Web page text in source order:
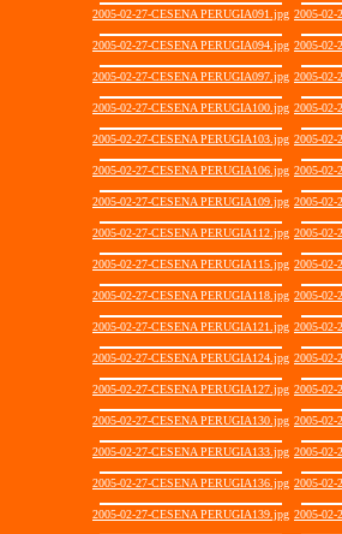
2005-02-27-CESENA PERUGIA091.jpg 2005-02-
2005-02-27-CESENA PERUGIA094.jpg 2005-02-
2005-02-27-CESENA PERUGIA097.jpg 2005-02-
2005-02-27-CESENA PERUGIA100.jpg 2005-02-
2005-02-27-CESENA PERUGIA103.jpg 2005-02-
2005-02-27-CESENA PERUGIA106.jpg 2005-02-
2005-02-27-CESENA PERUGIA109.jpg 2005-02-
2005-02-27-CESENA PERUGIA112.jpg 2005-02-
2005-02-27-CESENA PERUGIA115.jpg 2005-02-
2005-02-27-CESENA PERUGIA118.jpg 2005-02-
2005-02-27-CESENA PERUGIA121.jpg 2005-02-
2005-02-27-CESENA PERUGIA124.jpg 2005-02-
2005-02-27-CESENA PERUGIA127.jpg 2005-02-
2005-02-27-CESENA PERUGIA130.jpg 2005-02-
2005-02-27-CESENA PERUGIA133.jpg 2005-02-
2005-02-27-CESENA PERUGIA136.jpg 2005-02-
2005-02-27-CESENA PERUGIA139.jpg 2005-02-